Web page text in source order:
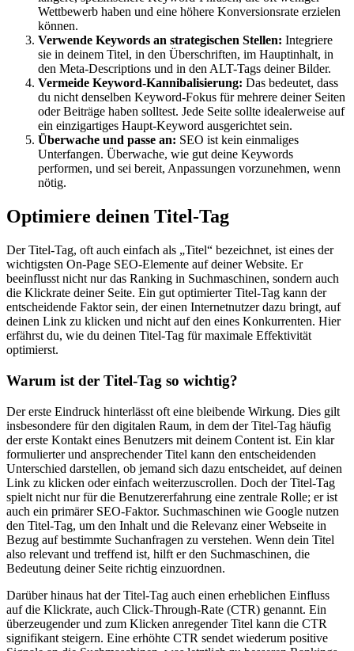
Wettbewerb haben und eine höhere Konversionsrate erzielen
können.
Verwende Keywords an strategischen Stellen: Integriere
sie in deinem Titel, in den Überschriften, im Hauptinhalt, in
den Meta-Descriptions und in den ALT-Tags deiner Bilder.
Vermeide Keyword-Kannibalisierung: Das bedeutet, dass
du nicht denselben Keyword-Fokus für mehrere deiner Seiten
oder Beiträge haben solltest. Jede Seite sollte idealerweise auf
ein einzigartiges Haupt-Keyword ausgerichtet sein.
Überwache und passe an: SEO ist kein einmaliges
Unterfangen. Überwache, wie gut deine Keywords
performen, und sei bereit, Anpassungen vorzunehmen, wenn
nötig.
Optimiere deinen Titel-Tag
Der Titel-Tag, oft auch einfach als „Titel“ bezeichnet, ist eines der
wichtigsten On-Page SEO-Elemente auf deiner Website. Er
beeinflusst nicht nur das Ranking in Suchmaschinen, sondern auch
die Klickrate deiner Seite. Ein gut optimierter Titel-Tag kann der
entscheidende Faktor sein, der einen Internetnutzer dazu bringt, auf
deinen Link zu klicken und nicht auf den eines Konkurrenten. Hier
erfährst du, wie du deinen Titel-Tag für maximale Effektivität
optimierst.
Warum ist der Titel-Tag so wichtig?
Der erste Eindruck hinterlässt oft eine bleibende Wirkung. Dies gilt
insbesondere für den digitalen Raum, in dem der Titel-Tag häufig
der erste Kontakt eines Benutzers mit deinem Content ist. Ein klar
formulierter und ansprechender Titel kann den entscheidenden
Unterschied darstellen, ob jemand sich dazu entscheidet, auf deinen
Link zu klicken oder einfach weiterzuscrollen. Doch der Titel-Tag
spielt nicht nur für die Benutzererfahrung eine zentrale Rolle; er ist
auch ein primärer SEO-Faktor. Suchmaschinen wie Google nutzen
den Titel-Tag, um den Inhalt und die Relevanz einer Webseite in
Bezug auf bestimmte Suchanfragen zu verstehen. Wenn dein Titel
also relevant und treffend ist, hilft er den Suchmaschinen, die
Bedeutung deiner Seite richtig einzuordnen.
Darüber hinaus hat der Titel-Tag auch einen erheblichen Einfluss
auf die Klickrate, auch Click-Through-Rate (CTR) genannt. Ein
überzeugender und zum Klicken anregender Titel kann die CTR
signifikant steigern. Eine erhöhte CTR sendet wiederum positive